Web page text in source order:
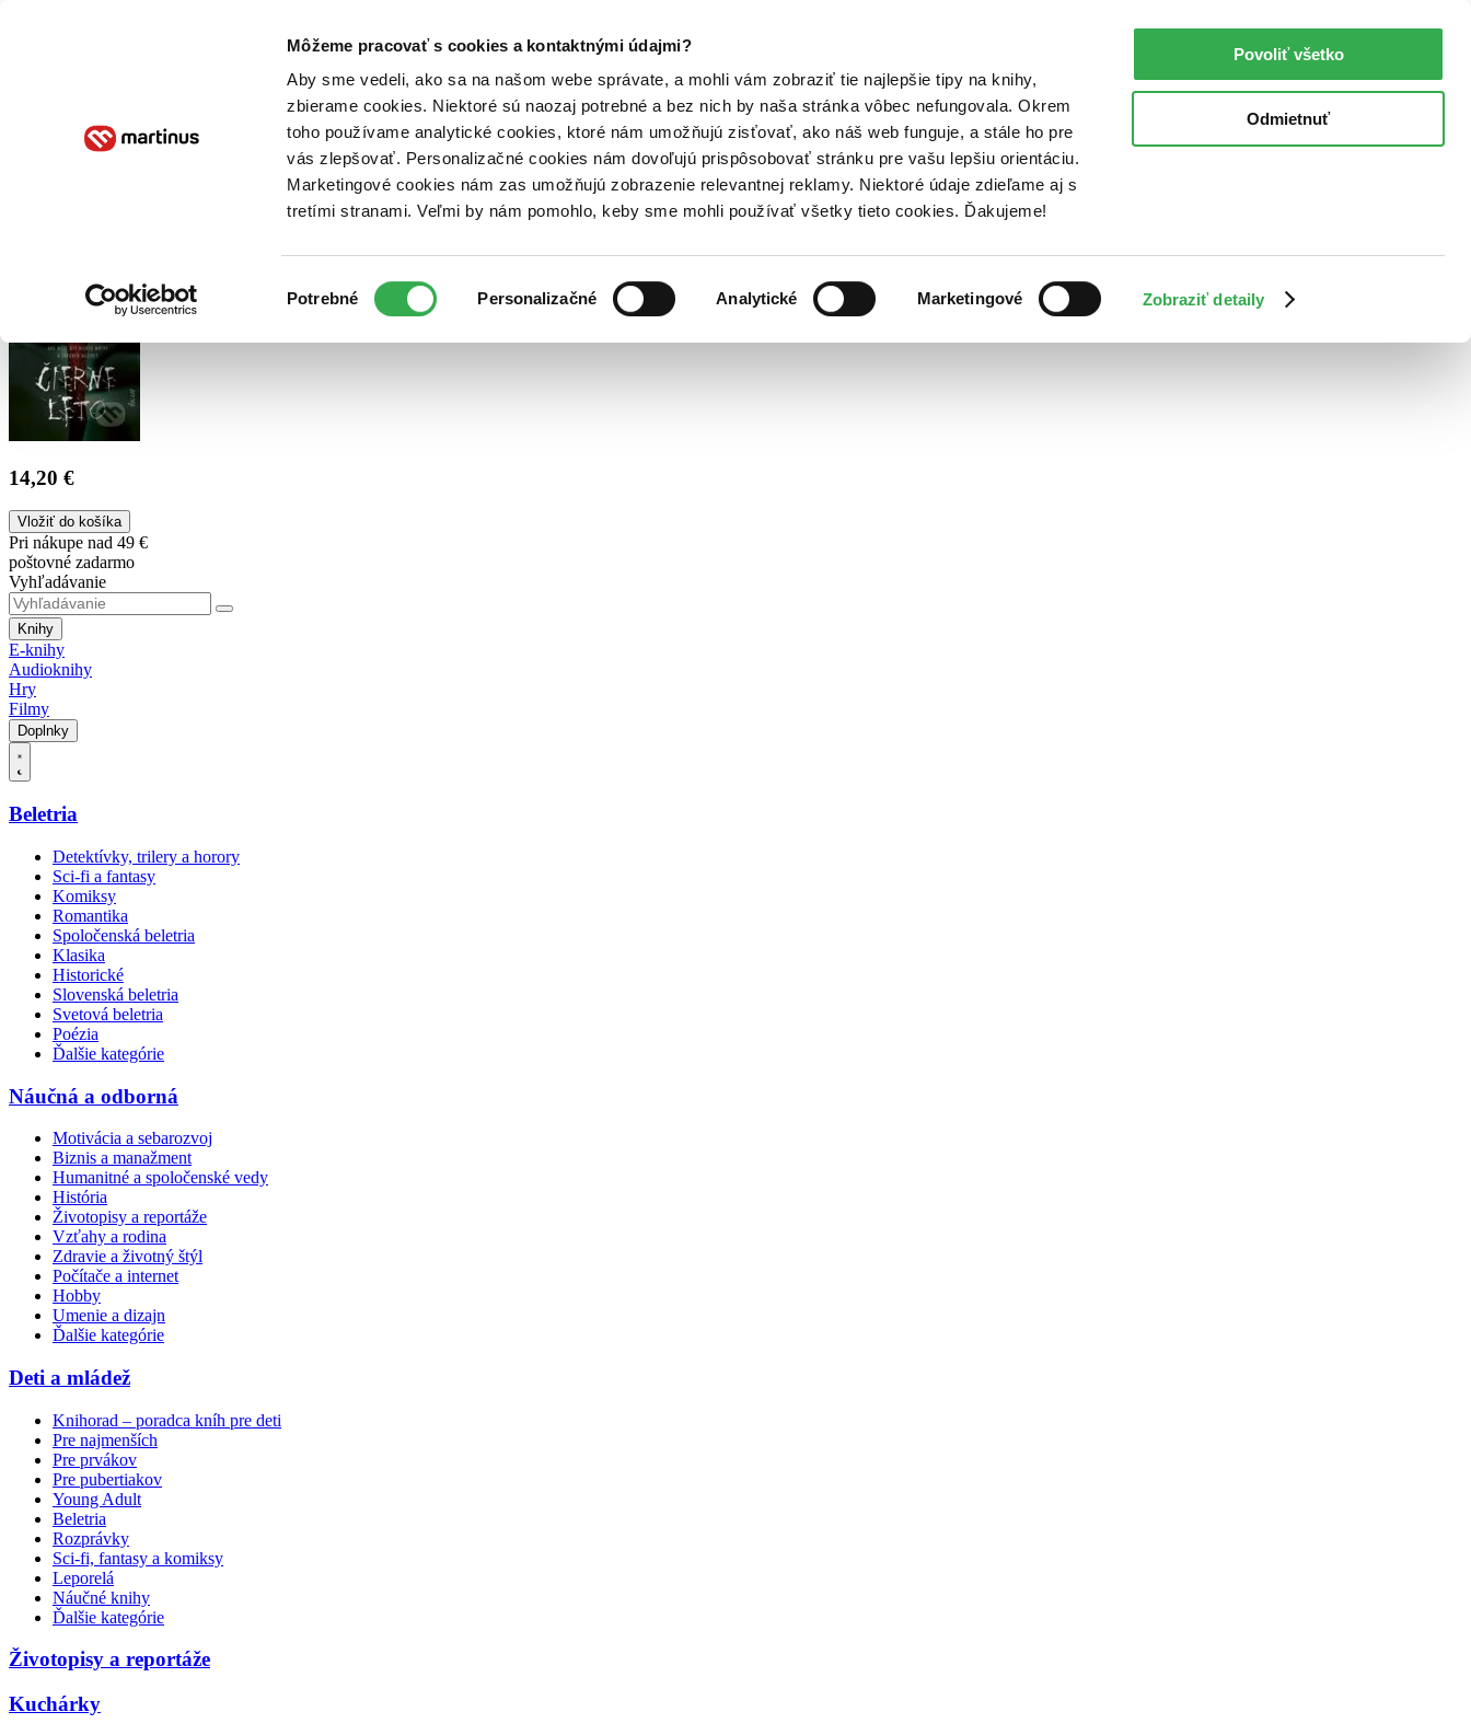
Môžeme pracovať s cookies a kontaktnými údajmi?
Aby sme vedeli, ako sa na našom webe správate, a mohli vám zobraziť tie najlepšie tipy na knihy,
zbierame cookies. Niektoré sú naozaj potrebné a bez nich by naša stránka vôbec nefungovala. Okrem
toho používame analytické cookies, ktoré nám umožňujú zisťovať, ako náš web funguje, a stále ho pre
vás zlepšovať. Personalizačné cookies nám dovoľujú prispôsobovať stránku pre vašu lepšiu orientáciu.
Marketingové cookies nám zas umožňujú zobrazenie relevantnej reklamy. Niektoré údaje zdieľame aj s
tretími stranami. Veľmi by nám pomohlo, keby sme mohli používať všetky tieto cookies. Ďakujeme!
súhlasu
Potrebné Personalizačné Analytické Marketingové Zobraziť detaily
Povoliť všetko
Odmietnuť
Poukážky Kontakt
14,20 €
Vložiť do košíka
Pri nákupe nad 49 €
poštovné zadarmo
Vyhľadávanie
Knihy
E-knihy
Audioknihy
Hry
Filmy
Doplnky
Beletria
Detektívky, trilery a horory
Sci-fi a fantasy
Komiksy
Romantika
Spoločenská beletria
Klasika
Historické
Slovenská beletria
Svetová beletria
Poézia
Ďalšie kategórie
Náučná a odborná
Motivácia a sebarozvoj
Biznis a manažment
Humanitné a spoločenské vedy
História
Životopisy a reportáže
Vzťahy a rodina
Zdravie a životný štýl
Počítače a internet
Hobby
Umenie a dizajn
Ďalšie kategórie
Deti a mládež
Knihorad – poradca kníh pre deti
Pre najmenších
Pre prvákov
Pre pubertiakov
Young Adult
Beletria
Rozprávky
Sci-fi, fantasy a komiksy
Leporelá
Náučné knihy
Ďalšie kategórie
Životopisy a reportáže
Kuchárky